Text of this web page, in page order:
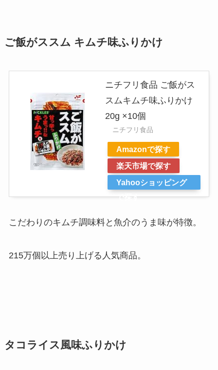
ご飯がススム キムチ味ふりかけ
ニチフリ食品 ご飯がス
スムキムチ味ふりかけ
20g ×10個
ニチフリ食品
Amazonで探す
楽天市場で探す
Yahooショッピング
で探す
こだわりのキムチ調味料と魚介のうま味が特徴。
215万個以上売り上げる人気商品。
タコライス風味ふりかけ